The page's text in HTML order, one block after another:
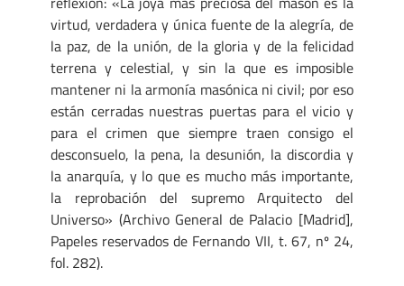
virtud, verdadera y única fuente de la alegría, de
la paz, de la unión, de la gloria y de la felicidad
terrena y celestial, y sin la que es imposible
mantener ni la armonía masónica ni civil; por eso
están cerradas nuestras puertas para el vicio y
para el crimen que siempre traen consigo el
desconsuelo, la pena, la desunión, la discordia y
la anarquía, y lo que es mucho más importante,
la reprobación del supremo Arquitecto del
Universo» (Archivo General de Palacio [Madrid],
Papeles reservados de Fernando VII, t. 67, nº 24,
fol. 282).